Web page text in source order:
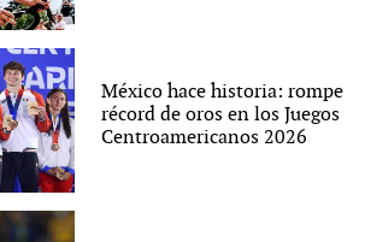
México hace historia: rompe
récord de oros en los Juegos
Centroamericanos 2026